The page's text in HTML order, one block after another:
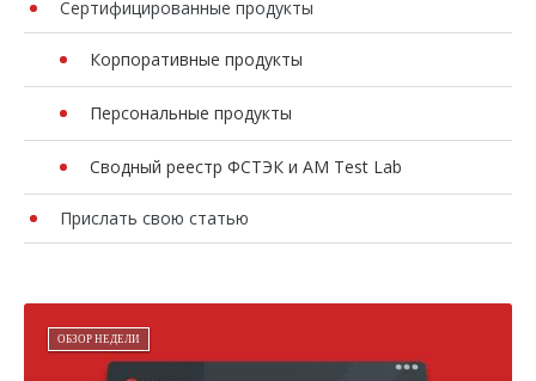
Сертифицированные продукты
Корпоративные продукты
Персональные продукты
Сводный реестр ФСТЭК и AM Test Lab
Прислать свою статью
ОБЗОР НЕДЕЛИ